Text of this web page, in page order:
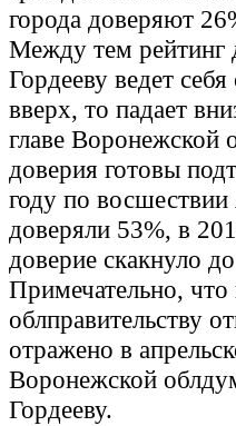
города доверяют
Между тем рейтинг
Гордееву ведет
вверх, то падает
главе Воронежской
доверия готовы
году по восшествии
доверяли 53%, в
доверие скакнуло
Примечательно,
облправительству
отражено в
Воронежской
Гордееву.